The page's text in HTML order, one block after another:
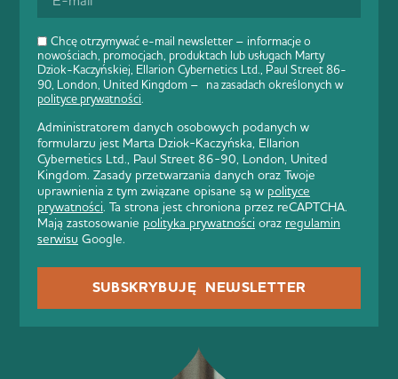
Chcę otrzymywać e-mail newsletter – informacje o
nowościach, promocjach, produktach lub usługach Marty
Dziok-Kaczyńskiej, Ellarion Cybernetics Ltd., Paul Street 86-
90, London, United Kingdom – na zasadach określonych w
polityce prywatności.
Administratorem danych osobowych podanych w
formularzu jest Marta Dziok-Kaczyńska, Ellarion
Cybernetics Ltd., Paul Street 86-90, London, United
Kingdom. Zasady przetwarzania danych oraz Twoje
uprawnienia z tym związane opisane są w polityce
prywatności. Ta strona jest chroniona przez reCAPTCHA.
Mają zastosowanie polityka prywatności oraz regulamin
serwisu Google.
SUBSKRYBUJĘ NEWSLETTER